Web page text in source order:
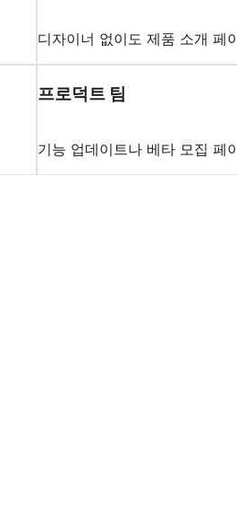
디자이너 없이도 제품 소개 페
프로덕트 팀
기능 업데이트나 베타 모집 페